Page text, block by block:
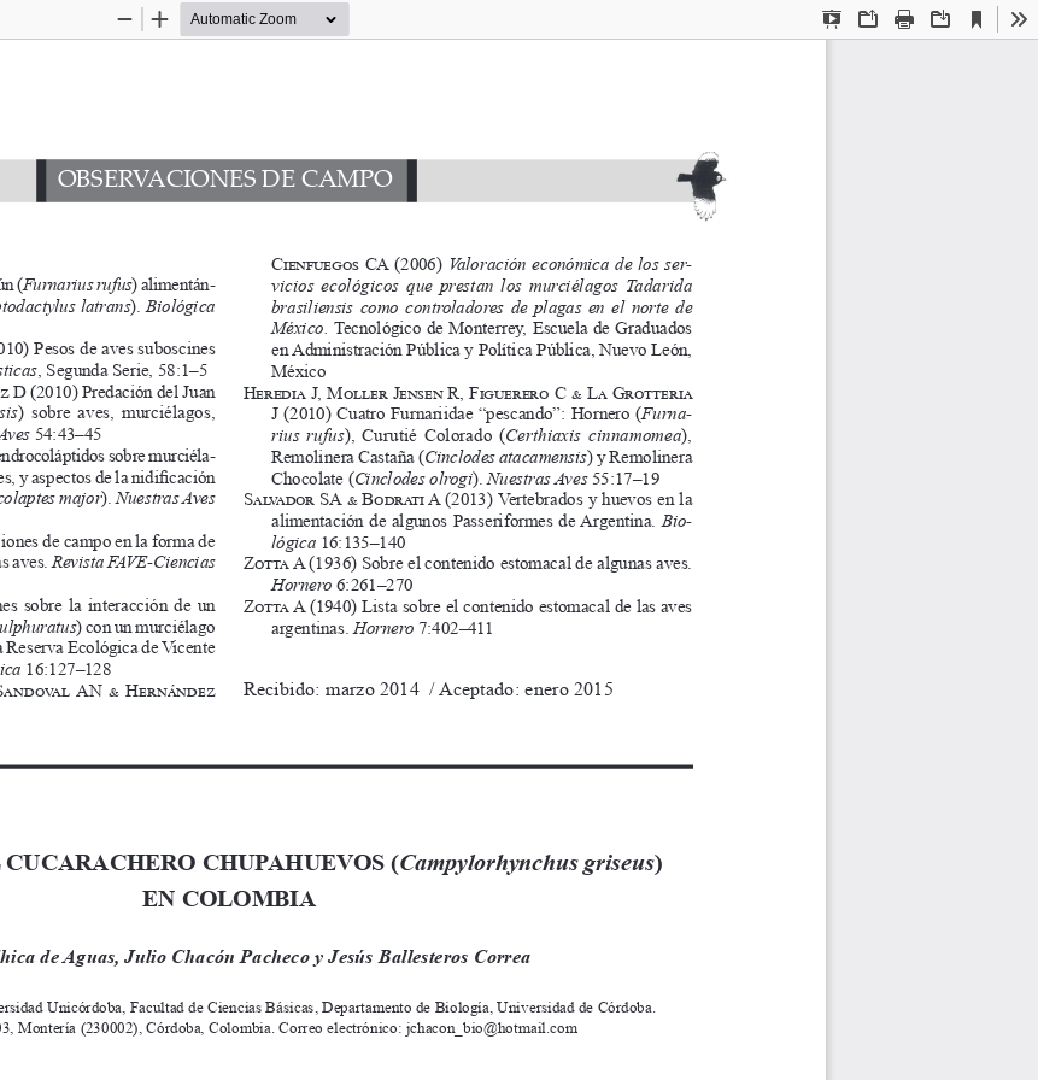
Presentation
OpenPrint Download
Current
View
Zoom
Zoom
OBSERVACIONES DE CAMPO
(Furnarius rufus) alimentán-
latrans). Biológica
Pesos de aves suboscines
, Segunda Serie, 58:1–5
D (2010) Predación del Juan
)  sobre  aves,  murciélagos,
54:43–45
sobre murciéla-
y aspectos de la nidificación
major). Nuestras Aves
de campo en la forma de
aves. Revista FAVE-Ciencias
sobre  la  interacción  de  un
) con un murciélago
Ecológica de Vicente
16:127–128
AN & Hernández
Cienfuegos CA
  (2006)
Valoración económica de los ser-
vicios  ecológicos  que  prestan  los  murciélagos  Tadarida
brasiliensis como controladores de plagas en el norte de
México. Tecnológico de Monterrey, Escuela de Graduados
en Administración Pública y Política Pública, Nuevo León,
México
Heredia J, Moller Jensen R, Figuerero C & La Grotteria
J (2010) Cuatro Furnariidae “pescando”: Hornero (Furna-
rius rufus),  Curutié  Colorado  (Certhiaxis cinnamomea),
Remolinera Castaña (Cinclodes atacamensis) y Remolinera
Chocolate (Cinclodes olrogi). Nuestras Aves 55:17–19
Salvador SA & Bodrati A (2013) Vertebrados y huevos en la
alimentación de algunos Passeriformes de Argentina.
Bio-
lógica 16:135–140
Zotta A (1936) Sobre el contenido estomacal de algunas aves.
Hornero 6:261–270
Zotta A (1940) Lista sobre el contenido estomacal de las aves
argentinas. Hornero 7:402–411
CHUPAHUEVOS (Campylorhynchus griseus)
EN COLOMBIA
de Aguas, Julio Chacón Pacheco y Jesús Ballesteros Correa
Unicórdoba, Facultad de Ciencias Básicas, Departamento de Biología, Universidad de Córdoba.
Montería (230002), Córdoba, Colombia. Correo electrónico: jchacon_bio@hotmail.com
Recibido: marzo 2014  / Aceptado: enero 2015